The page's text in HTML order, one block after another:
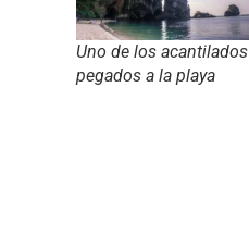
Uno de los acantilados
pegados a la playa